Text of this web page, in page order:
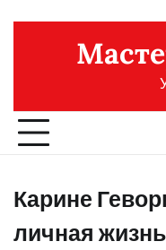
содержимому
Карине
личная